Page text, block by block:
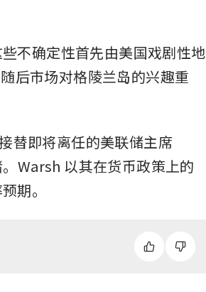
不确定性首先由美国戏剧性地
后市场对格陵兰岛的兴趣重
替即将离任的美联储主席
Warsh 以其在货币政策上的
期。